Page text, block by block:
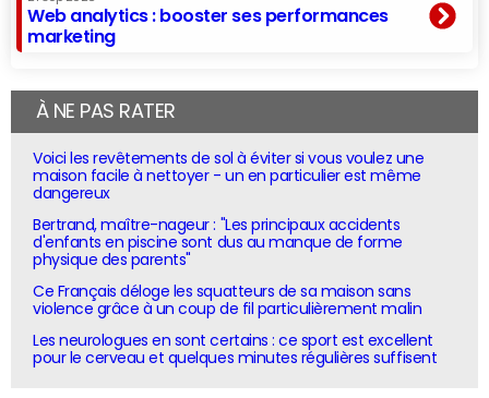
Web analytics : booster ses performances
marketing
À NE PAS RATER
Voici les revêtements de sol à éviter si vous voulez une
maison facile à nettoyer - un en particulier est même
dangereux
Bertrand, maître-nageur : "Les principaux accidents
d'enfants en piscine sont dus au manque de forme
physique des parents"
Ce Français déloge les squatteurs de sa maison sans
violence grâce à un coup de fil particulièrement malin
Les neurologues en sont certains : ce sport est excellent
pour le cerveau et quelques minutes régulières suffisent